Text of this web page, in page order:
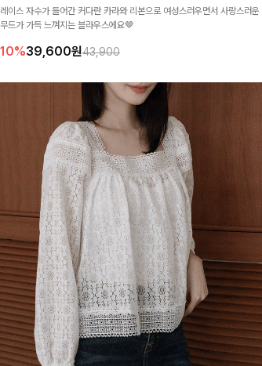
레이스 자수가 들어간 커다란 카라와 리본으로 여성스러우면서 사랑스러운
무드가 가득 느껴지는 블라우스에요🤎
10%39,600원43,900